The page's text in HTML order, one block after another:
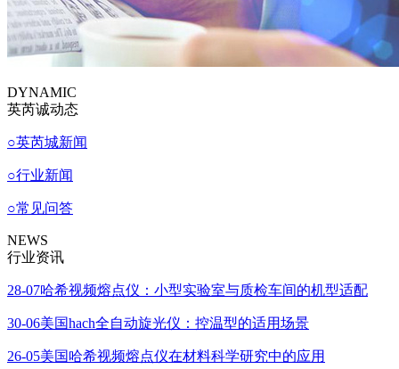
DYNAMIC
英芮诚动态
○英芮城新闻
○行业新闻
○常见问答
NEWS
行业资讯
28-07哈希视频熔点仪：小型实验室与质检车间的机型适配
30-06美国hach全自动旋光仪：控温型的适用场景
26-05美国哈希视频熔点仪在材料科学研究中的应用